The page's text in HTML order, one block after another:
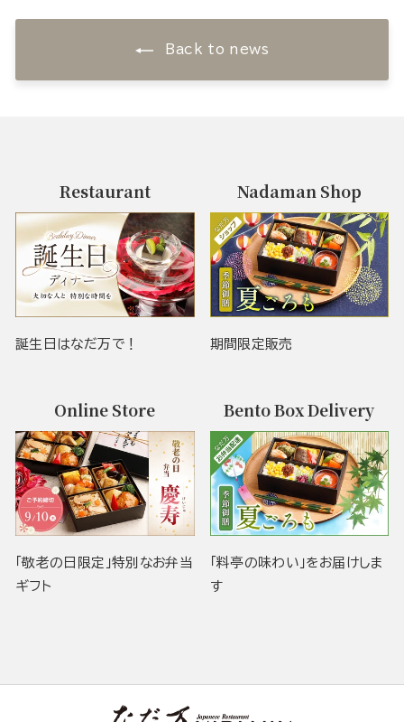
Back to news
Restaurant
誕生日はなだ万で！
Nadaman Shop
期間限定販売
Online Store
「敬老の日限定」特別なお弁当
ギフト
Bento Box Delivery
「料亭の味わい」をお届けしま
す